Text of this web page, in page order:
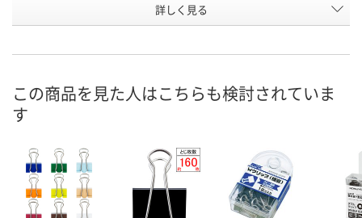
EW96028 EW96042
カゴへ カゴへ
詳しく見る
この商品を見た人はこちらも検討されていま
す